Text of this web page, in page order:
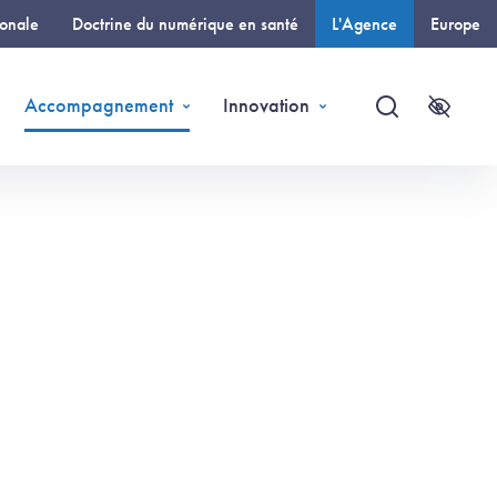
Doctrine du numérique en santé L'Agence Europe
Accompagnement Innovation
Recherche